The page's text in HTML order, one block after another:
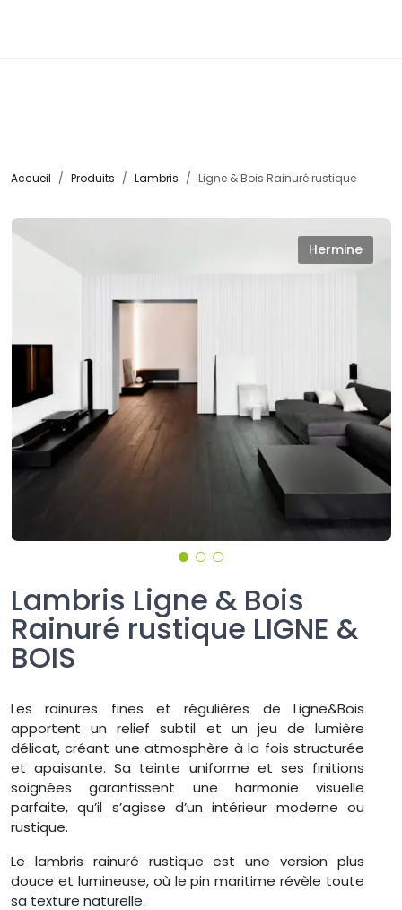
Accueil Produits Lambris Ligne & Bois Rainuré rustique
Hermine
Lambris Ligne & Bois
Rainuré rustique LIGNE &
BOIS
Les rainures fines et régulières de Ligne&Bois
apportent un relief subtil et un jeu de lumière
délicat, créant une atmosphère à la fois structurée
et apaisante. Sa teinte uniforme et ses finitions
soignées garantissent une harmonie visuelle
parfaite, qu’il s’agisse d’un intérieur moderne ou
rustique.
Le lambris rainuré rustique est une version plus
douce et lumineuse, où le pin maritime révèle toute
sa texture naturelle.